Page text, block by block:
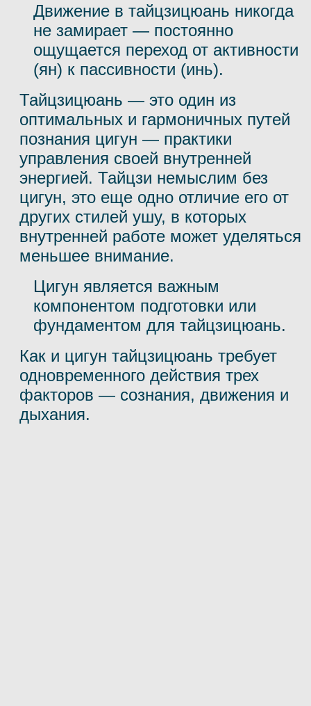
Движение в тайцзицюань никогда
не замирает — постоянно
ощущается переход от активности
(ян) к пассивности (инь).
Тайцзицюань — это один из
оптимальных и гармоничных путей
познания цигун — практики
управления своей внутренней
энергией. Тайцзи немыслим без
цигун, это еще одно отличие его от
других стилей ушу, в которых
внутренней работе может уделяться
меньшее внимание.
Цигун является важным
компонентом подготовки или
фундаментом для тайцзицюань. ⠀
Как и цигун тайцзицюань требует
одновременного действия трех
факторов — сознания, движения и
дыхания.